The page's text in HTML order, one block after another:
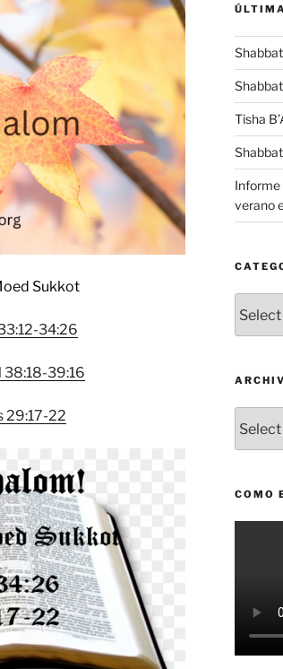
Sukkot
34:26
38:18-39:16
29:17-22
Tisha
Informe
verano
COMO